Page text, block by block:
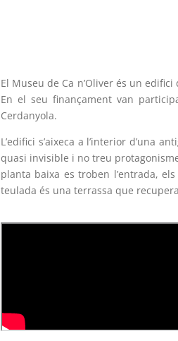
El Museu de Ca n’Oliver és un
En el seu finançament van
Cerdanyola.
L’edifici s’aixeca a l’interior d’una
quasi invisible i no treu
planta baixa es troben l’entrada,
teulada és una terrassa que